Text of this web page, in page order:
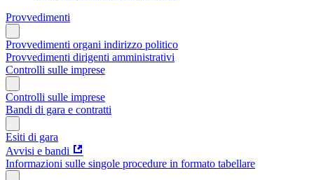
Provvedimenti
Provvedimenti organi indirizzo politico
Provvedimenti dirigenti amministrativi
Controlli sulle imprese
Controlli sulle imprese
Bandi di gara e contratti
Esiti di gara
Avvisi e bandi
Informazioni sulle singole procedure in formato tabellare